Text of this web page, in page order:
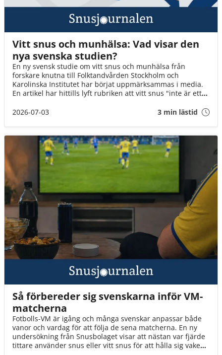
Vitt snus och munhälsa: Vad visar den
nya svenska studien?
En ny svensk studie om vitt snus och munhälsa från
forskare knutna till Folktandvården Stockholm och
Karolinska Institutet har börjat uppmärksammas i media.
En artikel har hittills lyft rubriken att vitt snus "inte är ett
traditionellt snus. Men vad visar studien faktiskt – och vad
2026-07-03 3 min lästid
Så förbereder sig svenskarna inför VM-
matcherna
Fotbolls-VM är igång och många svenskar anpassar både
vanor och vardag för att följa de sena matcherna. En ny
undersökning från Snusbolaget visar att nästan var fjärde
tittare använder snus eller vitt snus för att hålla sig vaken,